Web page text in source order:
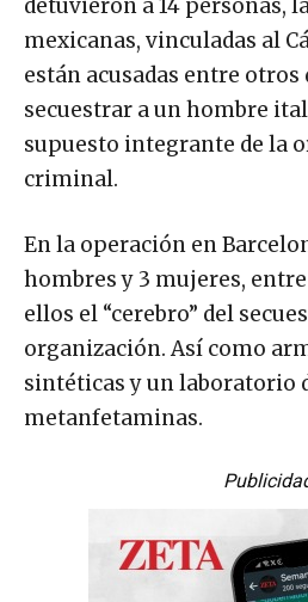
detuvieron a 14 personas,
mexicanas, vinculadas al
están acusadas entre otros
secuestrar a un hombre
supuesto integrante de la
criminal.
En la operación en
hombres y 3 mujeres,
ellos el “cerebro” del
organización. Así como
sintéticas y un laboratorio
metanfetaminas.